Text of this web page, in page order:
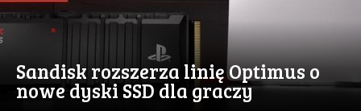
Sandisk rozszerza linię Optimus o
nowe dyski SSD dla graczy